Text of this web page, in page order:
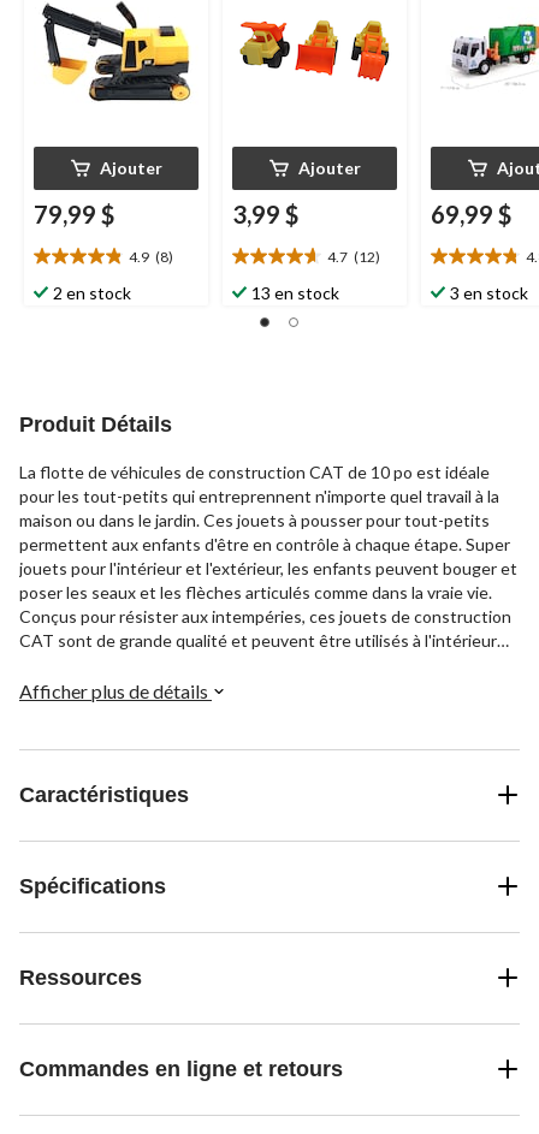
Ajouter
79,99 $
4.9 (8)
4.9
étoile(s)
2 en stock
pour activités
estivales/plage
Ajouter
3,99 $
4.7 (12)
4.7
étoile(s)
13 en stock
69,99 $
4.8
étoile(s)
3 en stock
Produit Détails
La flotte de véhicules de construction CAT de 10 po est idéale
pour les tout-petits qui entreprennent n'importe quel travail à la
maison ou dans le jardin. Ces jouets à pousser pour tout-petits
permettent aux enfants d'être en contrôle à chaque étape. Super
jouets pour l'intérieur et l'extérieur, les enfants peuvent bouger et
poser les seaux et les flèches articulés comme dans la vraie vie.
Conçus pour résister aux intempéries, ces jouets de construction
CAT sont de grande qualité et peuvent être utilisés à l'intérieur
sont idéales pour les garçons de 3 ans et les filles.
Afficher plus de détails
Caractéristiques
Spécifications
Ressources
Commandes en ligne et retours